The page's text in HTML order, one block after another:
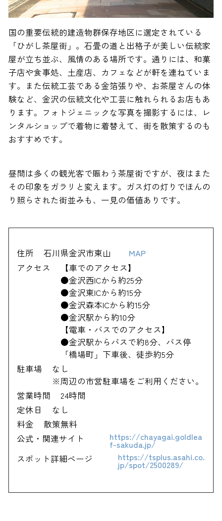
国の重要伝統的建造物群保存地区に選定されている
「ひがし茶屋街」。石畳の道と出格子が美しい伝統家
屋が立ち並ぶ、風情のある場所です。通りには、和菓
子店や食事処、土産店、カフェなどが軒を連ねていま
す。また伝統工芸である金箔張りや、お茶屋さんの体
験など、金沢の伝統文化や工芸に触れられるお店もあ
ります。フォトジェニックな写真を撮影するには、レ
ンタルショップで着物に着替えて、街を散策するのも
おすすめです。
昼間は多くの観光客で賑わう茶屋街ですが、夜はまた
その印象をガラリと変えます。ガス灯の灯りでほんの
り照らされた街並みも、一見の価値ありです。
住所 石川県金沢市東山
MAP
アクセス
【車でのアクセス】
●金沢西ICから約25分
●金沢東ICから約15分
●金沢森本ICから約15分
●金沢駅から約10分
【電車・バスでのアクセス】
●金沢駅からバスで約8分、バス停
「橋場町」下車後、徒歩約5分
駐車場
なし
※周辺の市営駐車場をご利用ください。
営業時間
24時間
定休日
なし
料金
散策無料
公式・関連サイト
https://chayagai.goldlea
f-sakuda.jp/
スポット詳細ページ
https://tsplus.asahi.co.
jp/spot/2500289/